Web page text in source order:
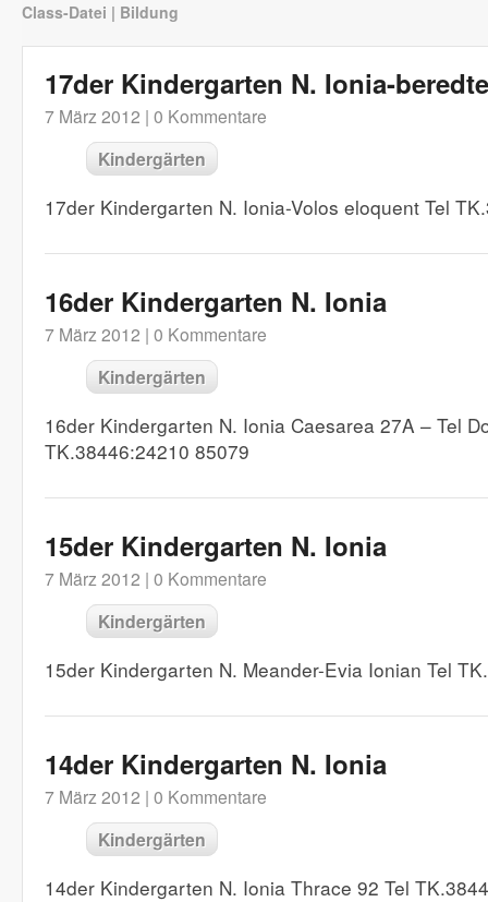
Class-Datei | Bildung
17der Kindergarten N. Ionia-beredte
7 März 2012 | 0 Kommentare
Kindergärten
17der Kindergarten N. Ionia-Volos eloquent Tel
16der Kindergarten N. Ionia
7 März 2012 | 0 Kommentare
Kindergärten
16der Kindergarten N. Ionia Caesarea 27A – Tel
TK.38446:24210 85079
15der Kindergarten N. Ionia
7 März 2012 | 0 Kommentare
Kindergärten
15der Kindergarten N. Meander-Evia Ionian Tel
14der Kindergarten N. Ionia
7 März 2012 | 0 Kommentare
Kindergärten
14der Kindergarten N. Ionia Thrace 92 Tel